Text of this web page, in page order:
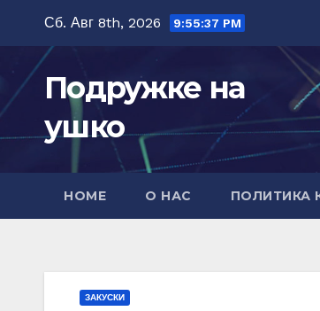
содержимому
Сб. Авг 8th, 2026 9:55:39 PM
Подружке на
ушко
HOME О НАС ПОЛИТИКА
ЗАКУСКИ